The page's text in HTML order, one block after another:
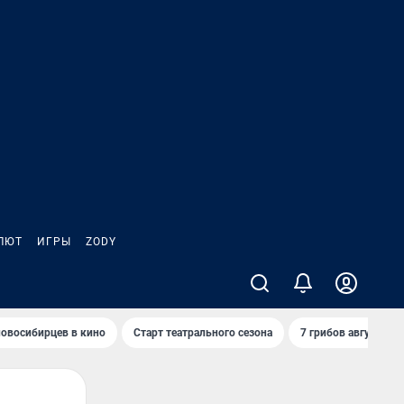
ИГРЫ ZODY
в кино Старт театрального сезона 7 грибов августа